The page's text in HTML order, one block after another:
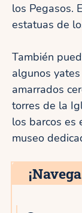
los Pegasos.
estatuas de
También
algunos
amarrados
torres de la
los barcos es
museo